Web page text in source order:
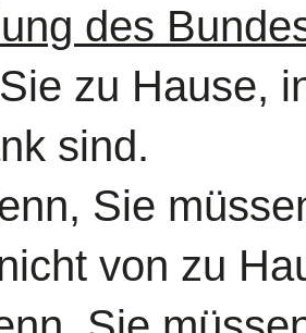
des
zu Hause,
sind.
Sie
von zu